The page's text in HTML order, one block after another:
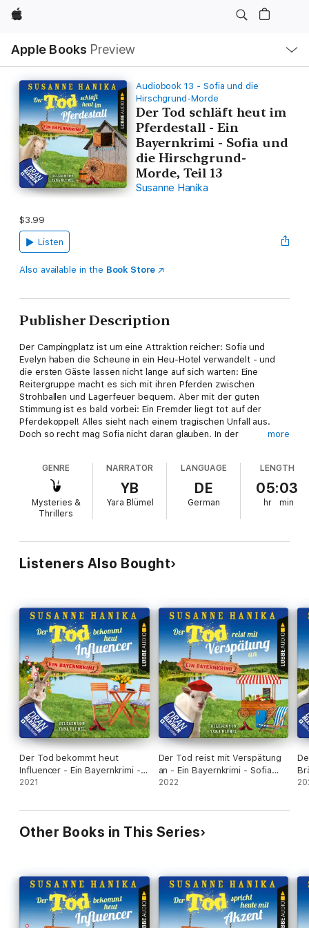
Apple
Apple Books Preview
Nav
Open
Menu
Audiobook 13 - Sofia und die
Hirschgrund-Morde
Der Tod schläft heut im
Pferdestall - Ein
Bayernkrimi - Sofia und
die Hirschgrund-
Morde, Teil 13
Susanne Hanika
$3.99
Listen
Also available in the Book Store
Publisher Description
Der Campingplatz ist um eine Attraktion reicher: Sofia und
Evelyn haben die Scheune in ein Heu-Hotel verwandelt - und
die ersten Gäste lassen nicht lange auf sich warten: Eine
Reitergruppe macht es sich mit ihren Pferden zwischen
Strohballen und Lagerfeuer bequem. Aber mit der guten
Stimmung ist es bald vorbei: Ein Fremder liegt tot auf der
Pferdekoppel! Alles sieht nach einem tragischen Unfall aus.
Doch so recht mag Sofia nicht daran glauben. In der
Gefahr, denn eins steht fest: Reiten kann Sofia nicht ...
"Der Tod schläft heut im Pferdestall" ist der dreizehnte Teil der
erfolgreichen Bayern-Krimi-Reihe "Sofia und die Hirschgrund-
Morde" von Susanne Hanika. Krimi trifft auf Humor, Nordlicht
auf bayerische Dickschädel, Wieder-Single-Frau auf
bayerischer Kulisse!
more
GENRE
Mysteries &
Thrillers
NARRATOR
YB
Yara Blümel
LANGUAGE
DE
German
LENGTH
05:03
hr min
Listeners Also Bought
Der Tod bekommt heut
Influencer - Ein Bayernkrimi -
Sofia und die Hirschgrund-
2021
Der Tod reist mit Verspätung
an - Ein Bayernkrimi - Sofia
und die Hirschgrund-Morde,
2022
Other Books in This Series